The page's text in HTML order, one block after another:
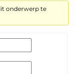
onderwerp te